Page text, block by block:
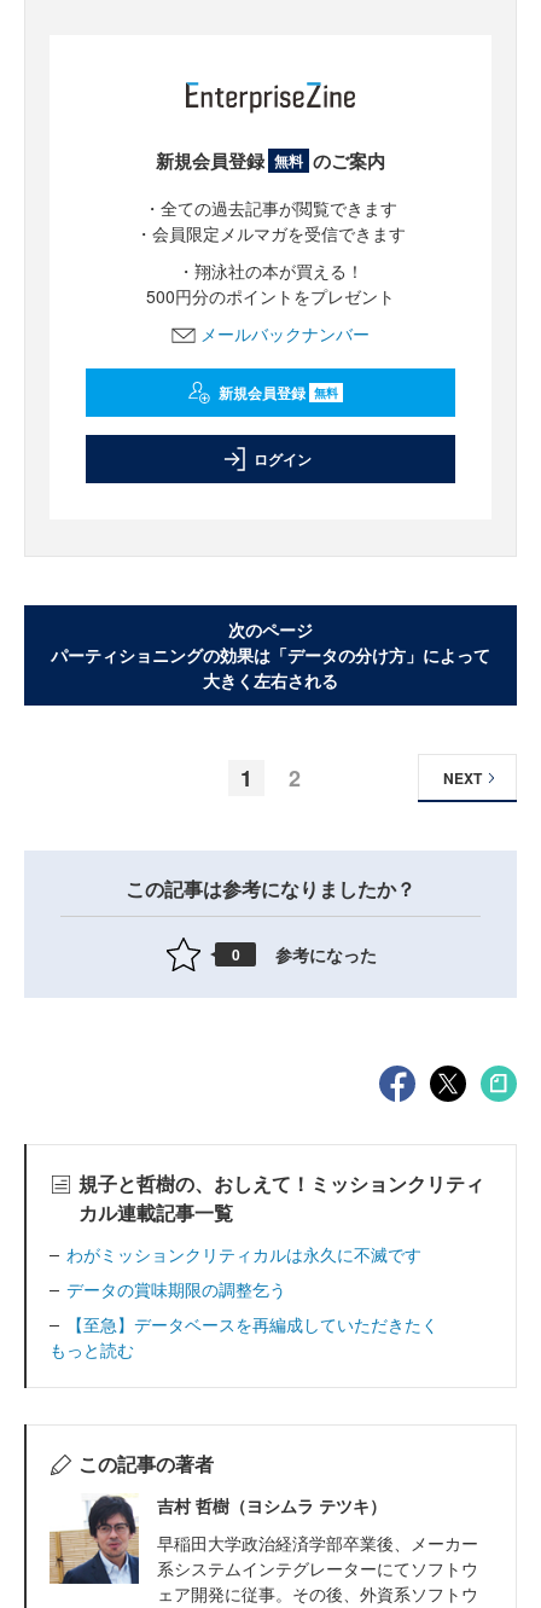
新規会員登録 無料 のご案内
・全ての過去記事が閲覧できます
・会員限定メルマガを受信できます
・翔泳社の本が買える！
500円分のポイントをプレゼント
メールバックナンバー
新規会員登録 無料
ログイン
次のページ
パーティショニングの効果は「データの分け方」によって
大きく左右される
1 2 NEXT
この記事は参考になりましたか？
0 参考になった
規子と哲樹の、おしえて！ミッションクリティ
カル連載記事一覧
わがミッションクリティカルは永久に不滅です
データの賞味期限の調整乞う
【至急】データベースを再編成していただきたく
もっと読む
この記事の著者
吉村 哲樹（ヨシムラ テツキ）
早稲田大学政治経済学部卒業後、メーカー
系システムインテグレーターにてソフトウ
ェア開発に従事。その後、外資系ソフトウ